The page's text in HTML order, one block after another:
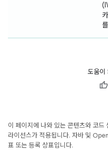
도움이
이 페이지에 나와 있는 콘텐츠와 코드
라이선스가 적용됩니다. 자바 및
표 또는 등록 상표입니다.